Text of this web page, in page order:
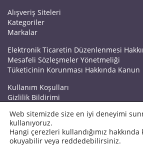
Alışveriş Siteleri
Kategoriler
Markalar
Elektronik Ticaretin Düzenlenmesi
Mesafeli Sözleşmeler Yönetmeliği
Tüketicinin Korunması Hakkında Kanun
Kullanım Koşulları
Gizlilik Bildirimi
Kuponrazzi Blog
Mağaza Ekle
İletişim
Web sitemizde size en iyi deneyimi
kullanıyoruz.
Hangi çerezleri kullandığımız hakkında
okuyabilir veya reddedebilirsiniz.